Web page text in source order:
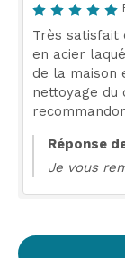
Très satisfait
en acier
de la maison
nettoyage du
Réponse
Je vous